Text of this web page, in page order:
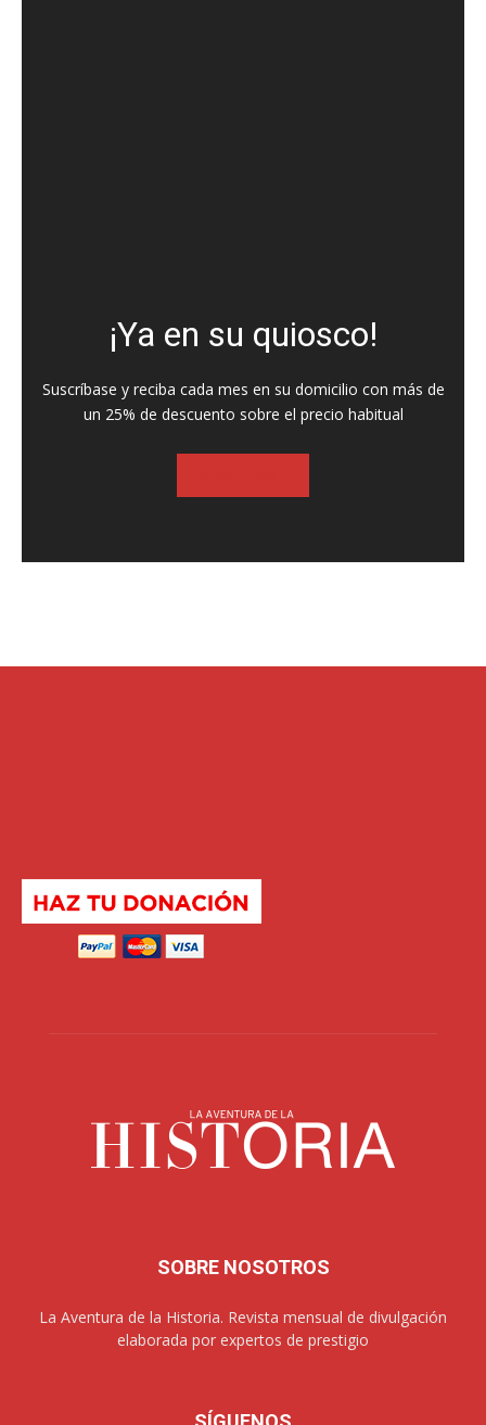
¡Ya en su quiosco!
Suscríbase y reciba cada mes en su domicilio con más de
un 25% de descuento sobre el precio habitual
SOBRE NOSOTROS
La Aventura de la Historia. Revista mensual de divulgación
elaborada por expertos de prestigio